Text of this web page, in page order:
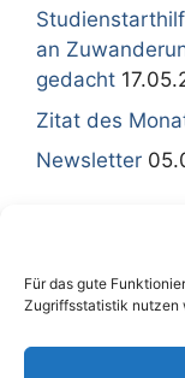
Für das gute
Zugriffsstatistik nutzen
an
gedacht
Zitat des
Newsletter
Sitemap -
Kontakt